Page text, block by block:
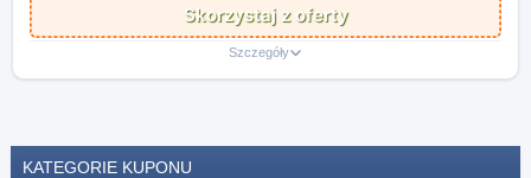
Skorzystaj z oferty
Szczegóły
KATEGORIE KUPONU